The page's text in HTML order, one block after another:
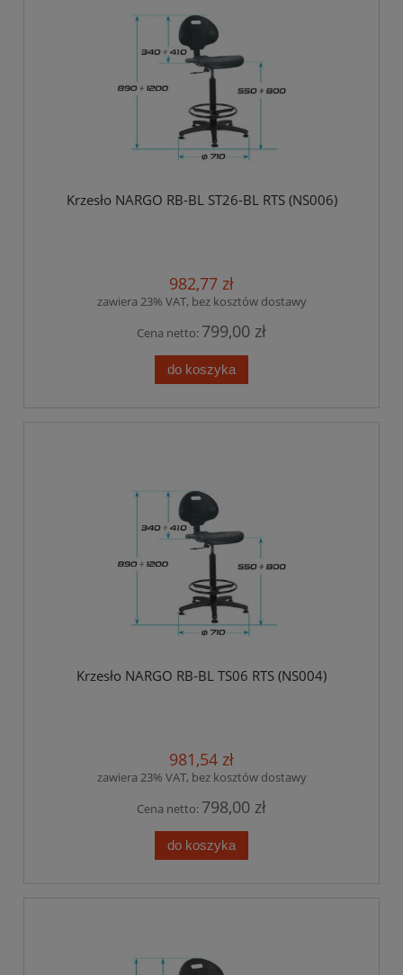
Krzesło NARGO RB-BL ST26-BL RTS (NS006)
982,77 zł
zawiera 23% VAT, bez kosztów dostawy
Cena netto: 799,00 zł
do koszyka
Krzesło NARGO RB-BL TS06 RTS (NS004)
981,54 zł
zawiera 23% VAT, bez kosztów dostawy
Cena netto: 798,00 zł
do koszyka